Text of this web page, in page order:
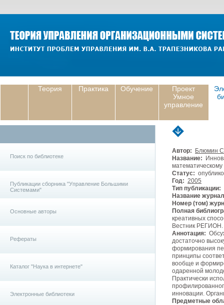
Теория Практика Обучение
Проект
Умное
управление
Поиск по библиотеке
Публикации сборника "Управление Большими
Системами"
Основные авторы
Рефераты
Каталог "Наука в интернете"
Электронные библиотеки
Автор:
Блюмин
Название:
математическому
Статус:
Год: 2005
Тип публикации:
Название
Номер (том)
Полная
креативных
Вестник
Аннотация:
достаточно
формирования
принципы
вообще и
одаренной
Практически
инновации.
Предметные